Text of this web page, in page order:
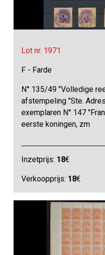
Lot nr. 1971
F - Farde
N° 135/49 "Volledige
afstempeling "Ste.
exemplaren N° 147
eerste koningen, zm
Inzetprijs: 18€
Verkoopprijs: 18€